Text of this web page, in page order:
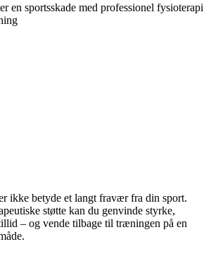
en sportsskade med professionel fysioterapi
ikke betyde et langt fravær fra din sport.
støtte kan du genvinde styrke,
– og vende tilbage til træningen på en